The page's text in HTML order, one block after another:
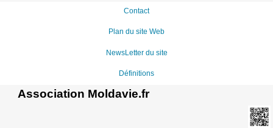
Contact
Plan du site Web
NewsLetter du site
Définitions
Association Moldavie.fr